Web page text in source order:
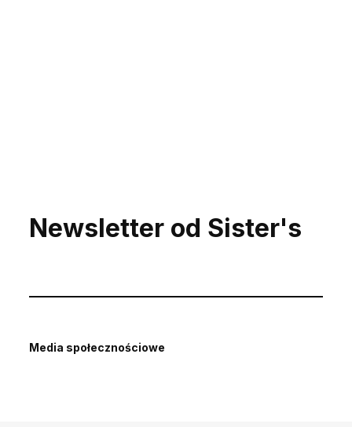
Newsletter od Sister's
Media społecznościowe